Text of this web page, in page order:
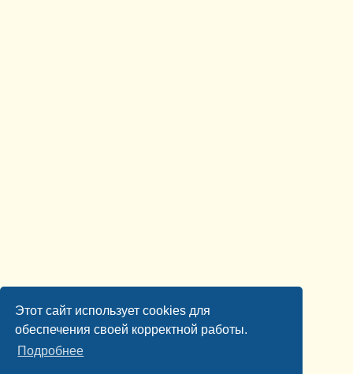
Этот сайт использует cookies для
обеспечения своей корректной работы.
Подробнее